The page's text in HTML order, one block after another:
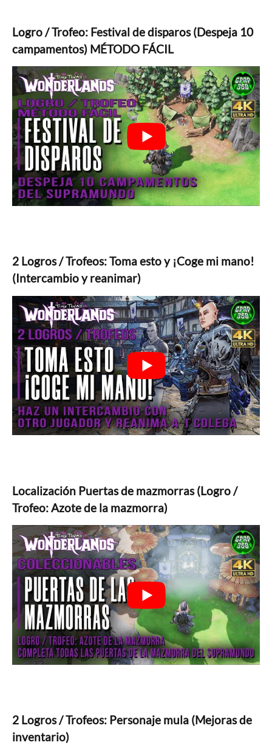
Logro / Trofeo: Festival de disparos (Despeja 10
campamentos) MÉTODO FÁCIL
2 Logros / Trofeos: Toma esto y ¡Coge mi mano!
(Intercambio y reanimar)
Localización Puertas de mazmorras (Logro /
Trofeo: Azote de la mazmorra)
2 Logros / Trofeos: Personaje mula (Mejoras de
inventario)